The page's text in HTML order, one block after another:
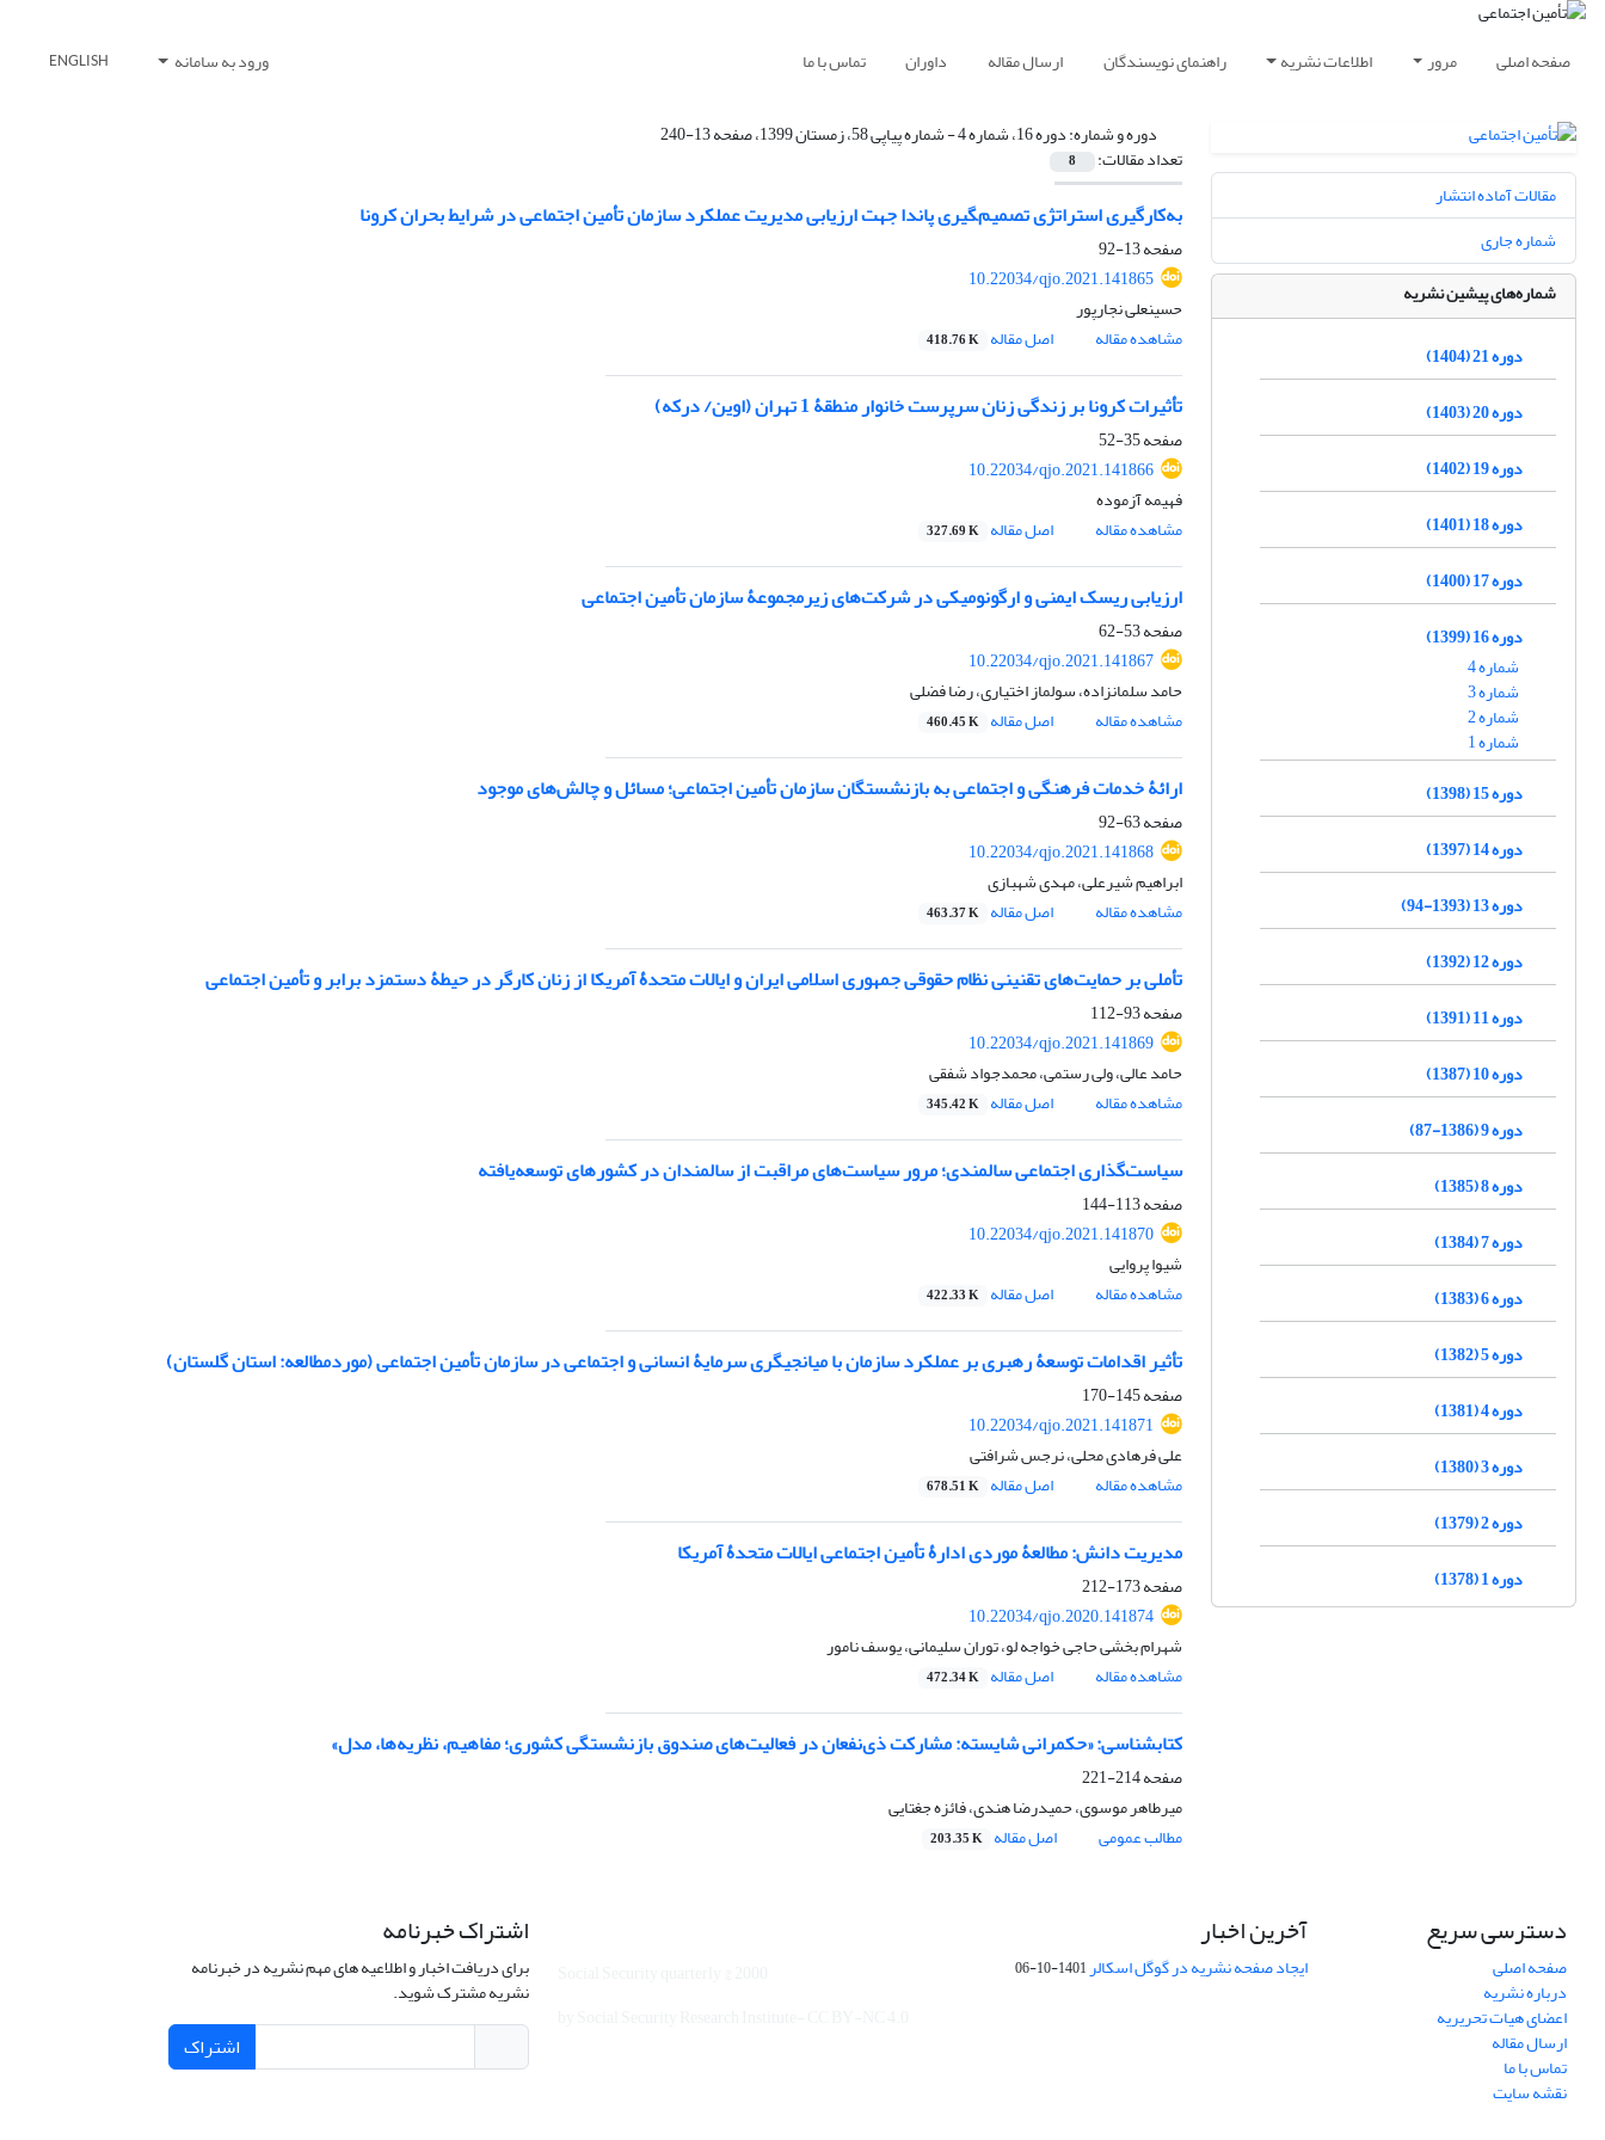
صفحه اصلی مرور اطلاعات نشریه راهنمای نویسندگان ارسال مقاله داوران تماس با ما ورود به سامانه ENGLISH
دوره و شماره:دوره 16، شماره 4 - شماره پیاپی 58، زمستان 1399، صفحه 13-240
تعداد مقالات: 8
به‌کارگیری استراتژی تصمیم‌‍‏گیری پاندا جهت ارزیابی مدیریت عملکرد سازمان تأمین اجتماعی در شرایط بحران کرونا
صفحه13-92
10.22034/qjo.2021.141865
حسینعلی نجارپور
مشاهده مقاله
اصل مقاله 418.76 K
تأثیرات کرونا بر زندگی زنان سرپرست خانوار منطقۀ 1 تهران (اوین/ درکه)
صفحه35-52
10.22034/qjo.2021.141866
فهیمه آزموده
مشاهده مقاله
اصل مقاله 327.69 K
ارزیابی ریسک ایمنی و ارگونومیکی در شرکت‌های زیرمجموعۀ سازمان تأمین اجتماعی
صفحه53-62
10.22034/qjo.2021.141867
حامد سلمانزاده، سولماز اختیاری، رضا فضلی
مشاهده مقاله
اصل مقاله 460.45 K
ارائۀ خدمات فرهنگی و اجتماعی به بازنشستگان سازمان تأمین اجتماعی؛ مسائل و چالش‌های موجود
صفحه63-92
10.22034/qjo.2021.141868
ابراهیم شیرعلی، مهدی شهبازی
مشاهده مقاله
اصل مقاله 463.37 K
تأملی بر حمایت‌های تقنینی نظام حقوقی جمهوری اسلامی ایران و ایالات متحدۀ آمریکا از زنان کارگر در حیطۀ دستمزد برابر و تأمین اجتماعی
صفحه93-112
10.22034/qjo.2021.141869
حامد عالی، ولی رستمی، محمدجواد شفقی
مشاهده مقاله
اصل مقاله 345.42 K
سیاست‌گذاری اجتماعی سالمندی؛ مرور سیاست‌های مراقبت از سالمندان در کشورهای توسعه‌یافته
صفحه113-144
10.22034/qjo.2021.141870
شیوا پروایی
مشاهده مقاله
اصل مقاله 422.33 K
تأثیر اقدامات توسعۀ رهبری بر عملکرد سازمان با میانجیگری سرمایۀ انسانی و اجتماعی در سازمان تأمین اجتماعی (موردمطالعه: استان گلستان)
صفحه145-170
10.22034/qjo.2021.141871
علی فرهادی محلی، نرجس شرافتی
مشاهده مقاله
اصل مقاله 678.51 K
مدیریت دانش: مطالعۀ موردی ادارۀ تأمین اجتماعی ایالات متحدۀ آمریکا
صفحه173-212
10.22034/qjo.2020.141874
شهرام بخشی حاجی خواجه لو، توران سلیمانی، یوسف نامور
مشاهده مقاله
اصل مقاله 472.34 K
کتابشناسی: «حکمرانی شایسته: مشارکت ذی‌نفعان در فعالیت‌های صندوق بازنشستگی کشوری؛ مفاهیم، نظریه‌ها، مدل»
صفحه214-221
میرطاهر موسوی، حمیدرضا هندی، فائزه جغتایی
مطالب عمومی
اصل مقاله 203.35 K
مقالات آماده انتشار
شماره جاری
شماره‌های پیشین نشریه
دوره 21 (1404)
دوره 20 (1403)
دوره 19 (1402)
دوره 18 (1401)
دوره 17 (1400)
دوره 16 (1399)
شماره 4
شماره 3
شماره 2
شماره 1
دوره 15 (1398)
دوره 14 (1397)
دوره 13 (1393-94)
دوره 12 (1392)
دوره 11 (1391)
دوره 10 (1387)
دوره 9 (1386-87)
دوره 8 (1385)
دوره 7 (1384)
دوره 6 (1383)
دوره 5 (1382)
دوره 4 (1381)
دوره 3 (1380)
دوره 2 (1379)
دوره 1 (1378)
دسترسی سریع
صفحه اصلی
درباره نشریه
اعضای هیات تحریریه
ارسال مقاله
تماس با ما
نقشه سایت
آخرین اخبار
ایجاد صفحه نشریه در گوگل اسکالر1401-10-06
اشتراک خبرنامه
برای دریافت اخبار و اطلاعیه های مهم نشریه در خبرنامه
نشریه مشترک شوید.
اشتراک